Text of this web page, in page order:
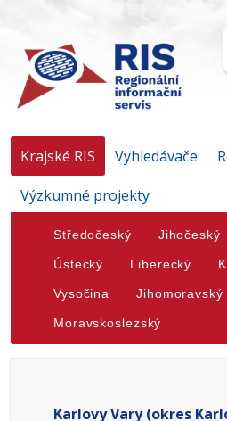
Krajské RIS Vyhledávače
Výzkumné projekty
Středočeský Jihočeský
Ústecký Liberecký
Vysočina Jihomoravský
Moravskoslezský
Karlovy Vary (okres